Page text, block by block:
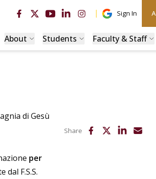
Sign In
About Students Faculty & Staff
di Gesù
Share
per
dal F.S.S.